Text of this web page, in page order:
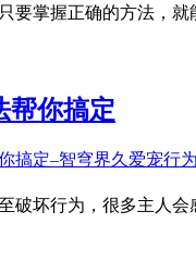
要掌握正确的方法，
帮你搞定
破坏行为，很多主人